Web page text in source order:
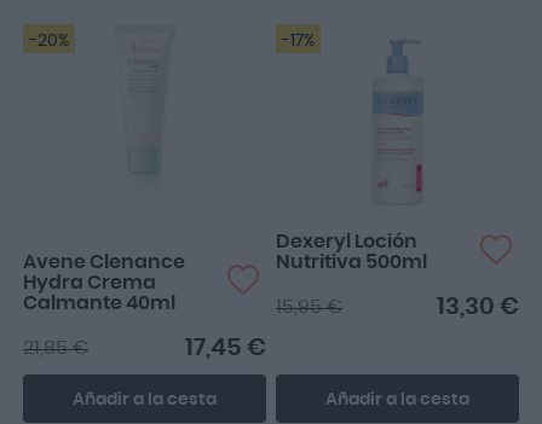
-20%
Avene Clenance
Hydra Crema
Calmante 40ml
17,45 €
21,85 €
Añadir a la cesta
-17%
Dexeryl Loción
Nutritiva 500ml
13,30 €
15,95 €
Añadir a la cesta